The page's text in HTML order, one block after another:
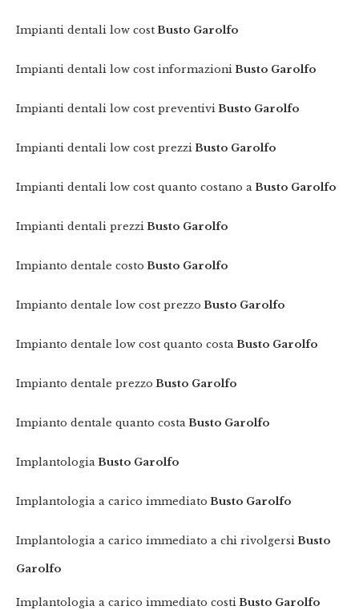
Impianti dentali low cost Busto Garolfo
Impianti dentali low cost informazioni Busto Garolfo
Impianti dentali low cost preventivi Busto Garolfo
Impianti dentali low cost prezzi Busto Garolfo
Impianti dentali low cost quanto costano a Busto Garolfo
Impianti dentali prezzi Busto Garolfo
Impianto dentale costo Busto Garolfo
Impianto dentale low cost prezzo Busto Garolfo
Impianto dentale low cost quanto costa Busto Garolfo
Impianto dentale prezzo Busto Garolfo
Impianto dentale quanto costa Busto Garolfo
Implantologia Busto Garolfo
Implantologia a carico immediato Busto Garolfo
Implantologia a carico immediato a chi rivolgersi Busto
Garolfo
Implantologia a carico immediato costi Busto Garolfo